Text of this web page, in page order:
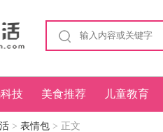
技 美食推荐 儿童教育
> 表情包 > 正文